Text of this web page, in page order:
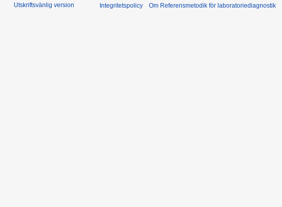
Utskriftsvänlig version
Integritetspolicy Om Referensmetodik för laboratoriediagnostik